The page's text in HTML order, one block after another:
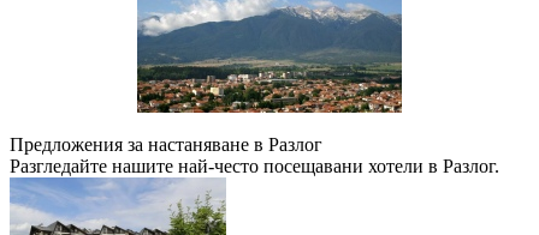
Предложения за настаняване в Разлог
Разгледайте нашите най-често посещавани хотели в Разлог.